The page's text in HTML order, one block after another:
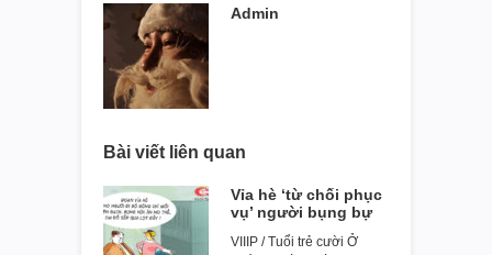
Admin
Bài viết liên quan
Vỉa hè ‘từ chối phục
vụ’ người bụng bự
VIIIP / Tuổi trẻ cười Ở